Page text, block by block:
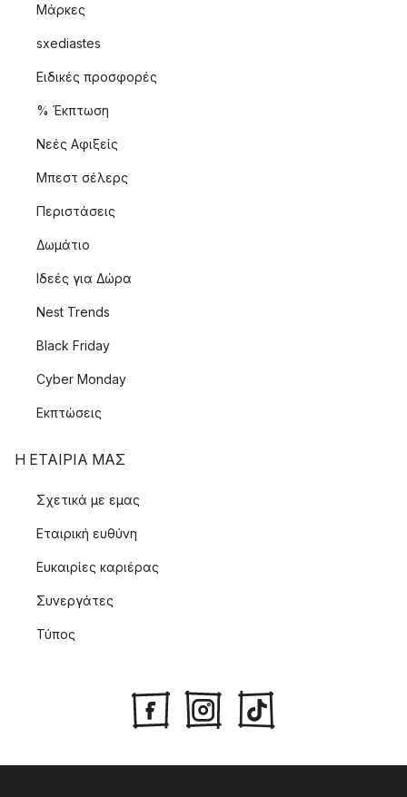
Μάρκες
sxediastes
Ειδικές προσφορές
% Έκπτωση
Νεές Αφιξείς
Μπεστ σέλερς
Περιστάσεις
Δωμάτιο
Ιδεές για Δώρα
Nest Trends
Black Friday
Cyber Monday
Εκπτώσεις
Η ΕΤΑΊΡΙΑ ΜΑΣ
Σχετικά με εμας
Εταιρική ευθύνη
Ευκαιρίες καριέρας
Συνεργάτες
Τύπος